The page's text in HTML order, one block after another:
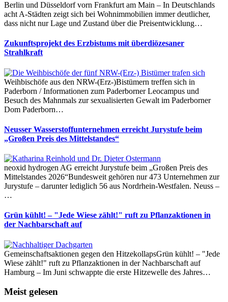
Berlin und Düsseldorf vorn Frankfurt am Main – In Deutschlands
acht A-Städten zeigt sich bei Wohnimmobilien immer deutlicher,
dass nicht nur Lage und Zustand über die Preisentwicklung…
Zukunftsprojekt des Erzbistums mit überdiözesaner
Strahlkraft
Weihbischöfe aus den NRW-(Erz-)Bistümern treffen sich in
Paderborn / Informationen zum Paderborner Leocampus und
Besuch des Mahnmals zur sexualisierten Gewalt im Paderborner
Dom Paderborn…
Neusser Wasserstoffunternehmen erreicht Jurystufe beim
„Großen Preis des Mittelstandes“
neoxid hydrogen AG erreicht Jurystufe beim „Großen Preis des
Mittelstandes 2026“Bundesweit gehören nur 473 Unternehmen zur
Jurystufe – darunter lediglich 56 aus Nordrhein-Westfalen. Neuss –
…
Grün kühlt! – "Jede Wiese zählt!" ruft zu Pflanzaktionen in
der Nachbarschaft auf
Gemeinschaftsaktionen gegen den HitzekollapsGrün kühlt! – "Jede
Wiese zählt!" ruft zu Pflanzaktionen in der Nachbarschaft auf
Hamburg – Im Juni schwappte die erste Hitzewelle des Jahres…
Meist gelesen